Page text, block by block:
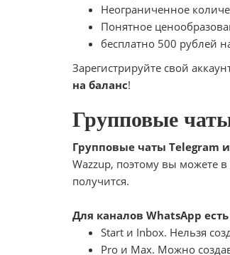
Неограниченное
Понятное
бесплатно 500 рублей
Зарегистрируйте свой
на баланс!
Групповые
Групповые чаты Telegram
Wazzup, поэтому вы можете
получится.
Для каналов WhatsApp
Start и Inbox. Нельзя
Pro и Max. Можно